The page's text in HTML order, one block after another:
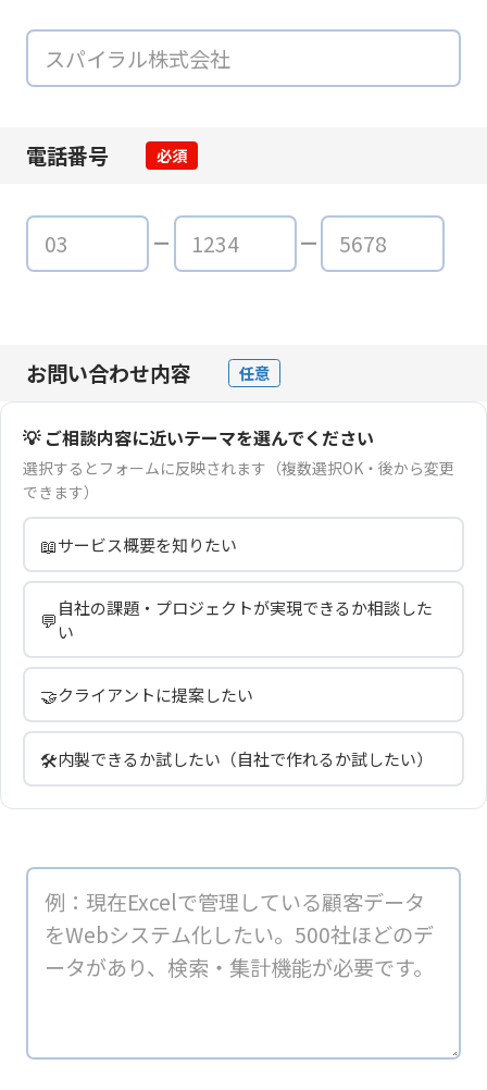
電話番号 必須
お問い合わせ内容 任意
💡 ご相談内容に近いテーマを選んでください
選択するとフォームに反映されます（複数選択OK・後から変更
できます）
📖サービス概要を知りたい
💬自社の課題・プロジェクトが実現できるか相談した
い
🤝クライアントに提案したい
🛠️内製できるか試したい（自社で作れるか試したい）